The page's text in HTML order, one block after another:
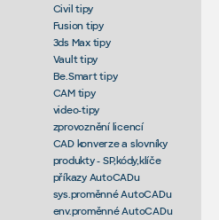
Civil tipy
Fusion tipy
3ds Max tipy
Vault tipy
Be.Smart tipy
CAM tipy
video-tipy
zprovoznění licencí
CAD konverze a slovníky
produkty - SP,kódy,klíče
příkazy AutoCADu
sys.proměnné AutoCADu
env.proměnné AutoCADu